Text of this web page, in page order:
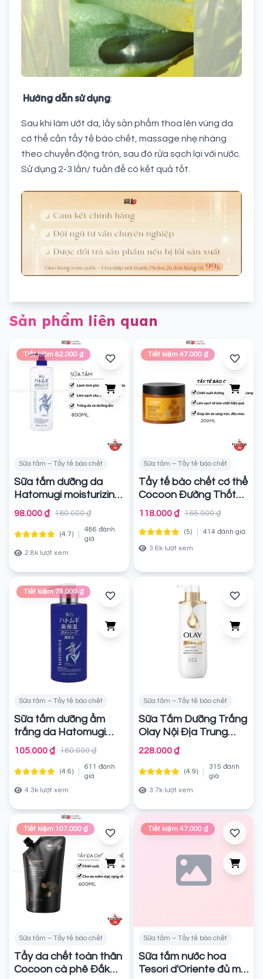
Hướng dẫn sử dụng:
Sau khi làm ướt da, lấy sản phẩm thoa lên vùng da
cơ thể cần tẩy tế bào chết, massage nhẹ nhàng
theo chuyển động tròn, sau đó rửa sạch lại với nước.
Sử dụng 2-3 lần/ tuần để có kết quả tốt.
Sản phẩm liên quan
Tiết kiệm 82.000 ₫
Sữa tắm – Tẩy tế bào chết
Sữa tắm dưỡng da
Hatomugi moisturizing
washing 800ml
98.000 ₫ 180.000 ₫
(4.7)
486 đánh
giá
2.8k lượt xem
Tiết kiệm 47.000 ₫
Sữa tắm – Tẩy tế bào chết
Tẩy tế bào chết cơ thể
Cocoon Đường Thốt
Nốt An Giang Palm
Sugar Body Polish
Chính hãng
118.000 ₫ 165.000 ₫
(5) 414 đánh giá
3.6k lượt xem
Tiết kiệm 75.000 ₫
Sữa tắm – Tẩy tế bào chết
Sữa tắm dưỡng ẩm
trắng da Hatomugi
Chính hãng
105.000 ₫ 180.000 ₫
(4.6)
611 đánh
giá
4.3k lượt xem
Sữa tắm – Tẩy tế bào chết
Sữa Tắm Dưỡng Trắng
Olay Nội Địa Trung
Vitamin C + B3 500g
(Mẫu mới)
228.000 ₫
(4.9)
315 đánh
giá
3.7k lượt xem
Tiết kiệm 107.000 ₫
Sữa tắm – Tẩy tế bào chết
Tẩy da chết toàn thân
Cocoon cà phê Đắk
Tiết kiệm 47.000 ₫
Sữa tắm – Tẩy tế bào chết
Sữa tắm nước hoa
Tesori d'Oriente đủ mùi